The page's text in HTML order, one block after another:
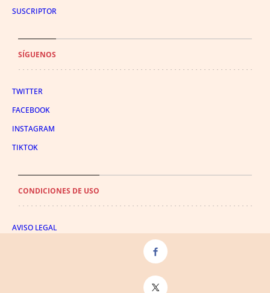
SUSCRIPTOR
SÍGUENOS
TWITTER
FACEBOOK
INSTAGRAM
TIKTOK
CONDICIONES DE USO
AVISO LEGAL